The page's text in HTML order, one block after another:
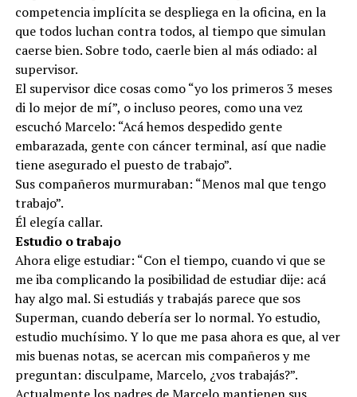
competencia implícita se despliega en la oficina, en la
que todos luchan contra todos, al tiempo que simulan
caerse bien. Sobre todo, caerle bien al más odiado: al
supervisor.
El supervisor dice cosas como “yo los primeros 3 meses
di lo mejor de mí”, o incluso peores, como una vez
escuchó Marcelo: “Acá hemos despedido gente
embarazada, gente con cáncer terminal, así que nadie
tiene asegurado el puesto de trabajo”.
Sus compañeros murmuraban: “Menos mal que tengo
trabajo”.
Él elegía callar.
Estudio o trabajo
Ahora elige estudiar: “Con el tiempo, cuando vi que se
me iba complicando la posibilidad de estudiar dije: acá
hay algo mal. Si estudiás y trabajás parece que sos
Superman, cuando debería ser lo normal. Yo estudio,
estudio muchísimo. Y lo que me pasa ahora es que, al ver
mis buenas notas, se acercan mis compañeros y me
preguntan: disculpame, Marcelo, ¿vos trabajás?”.